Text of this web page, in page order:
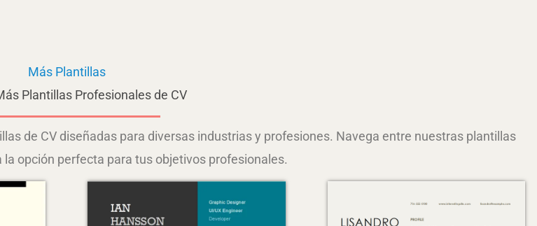
Más Plantillas
Plantillas Profesionales de CV
de CV diseñadas para diversas industrias y profesiones. Navega entre nuestras plantillas
opción perfecta para tus objetivos profesionales.